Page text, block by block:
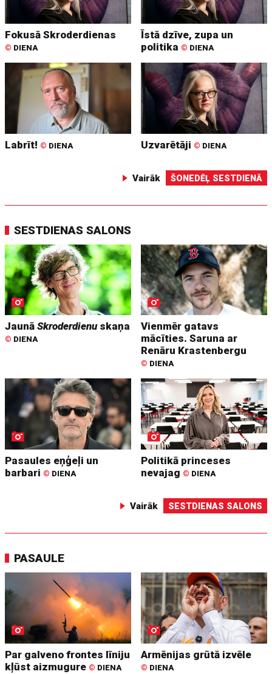
Fokusā Skroderdienas
© DIENA
Īstā dzīve, zupa un
politika © DIENA
Labrīt! © DIENA Uzvarētāji © DIENA
Vairāk ŠONEDĒĻ SESTDIENĀ
SESTDIENAS SALONS
JaunāSkroderdienuskaņa
© DIENA
Vienmēr gatavs
mācīties. Saruna ar
Renāru Krastenbergu
© DIENA
Pasaules eņģeļi un
barbari © DIENA
Politikā princeses
nevajag © DIENA
Vairāk SESTDIENAS SALONS
PASAULE
Par galveno frontes līniju
kļūst aizmugure © DIENA
Armēnijas grūtā izvēle
© DIENA